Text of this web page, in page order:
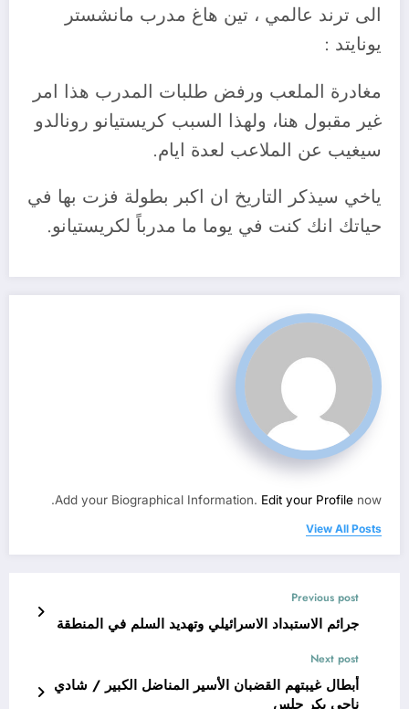
الى ترند عالمي ، تين هاغ مدرب مانشستر
يونايتد :
مغادرة الملعب ورفض طلبات المدرب هذا امر
غير مقبول هنا، ولهذا السبب كريستيانو رونالدو
سيغيب عن الملاعب لعدة ايام.
ياخي سيذكر التاريخ ان اكبر بطولة فزت بها في
حياتك انك كنت في يوما ما مدرباً لكريستيانو.
Add your Biographical Information. Edit your Profile now.
View All Posts
Previous post
جرائم الاستبداد الاسرائيلي وتهديد السلم في المنطقة
Next post
أبطال غيبتهم القضبان الأسير المناضل الكبير / شادي
ناجي بكر حلس